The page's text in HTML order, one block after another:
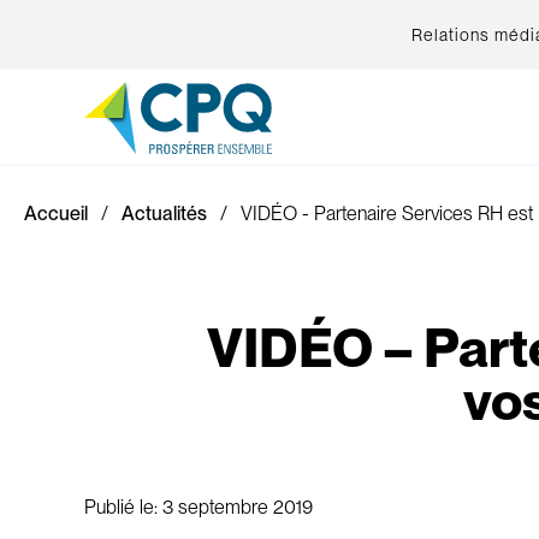
Relations
Accueil Actualités VIDÉO - Partenaire Services RH
VIDÉO –
Publié le: 3 septembre 2019